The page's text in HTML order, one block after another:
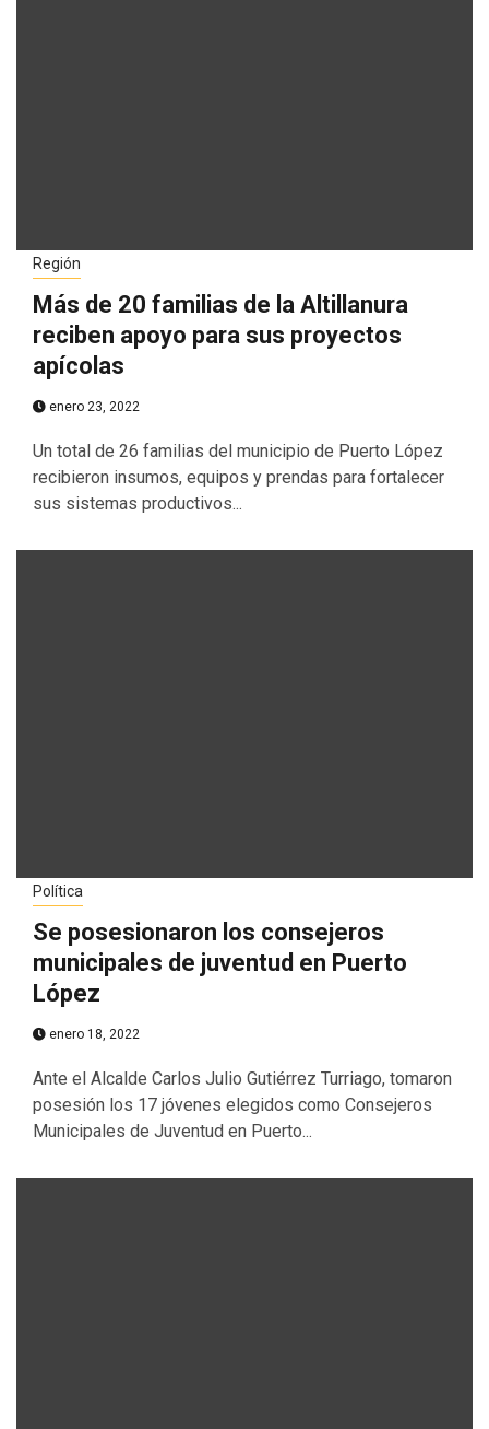
Región
Más de 20 familias de la Altillanura
reciben apoyo para sus proyectos
apícolas
enero 23, 2022
Un total de 26 familias del municipio de Puerto López
recibieron insumos, equipos y prendas para fortalecer
sus sistemas productivos...
Política
Se posesionaron los consejeros
municipales de juventud en Puerto
López
enero 18, 2022
Ante el Alcalde Carlos Julio Gutiérrez Turriago, tomaron
posesión los 17 jóvenes elegidos como Consejeros
Municipales de Juventud en Puerto...